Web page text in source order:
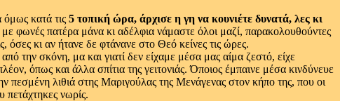
κατά τις 5 τοπική ώρα, άρχισε η γη να κουνιέτε δυνατά, λες κι
φωνές πατέρα μάνα κι αδέλφια νάμαστε όλοι μαζί, παρακολουθούντες
κι αν ήτανε δε φτάνανε στο Θεό κείνες τις ώρες.
την σκόνη, μα και γιατί δεν είχαμε μέσα μας αίμα ζεστό, είχε
όπως και άλλα σπίτια της γειτονιάς. Όποιος έμπαινε μέσα κινδύνευε
πεσμένη λιθιά στης Μαριγούλας της Μενάγενας στον κήπο της, που οι
πετάχτηκες νωρίς.